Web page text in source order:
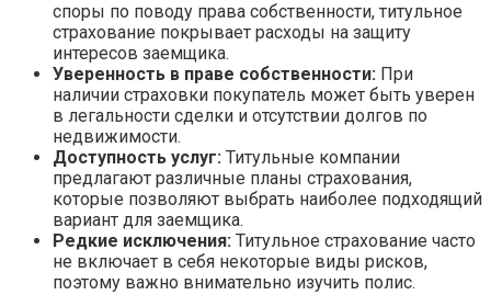
споры по поводу права собственности, титульное
страхование покрывает расходы на защиту
интересов заемщика.
Уверенность в праве собственности: При
наличии страховки покупатель может быть уверен
в легальности сделки и отсутствии долгов по
недвижимости.
Доступность услуг: Титульные компании
предлагают различные планы страхования,
которые позволяют выбрать наиболее подходящий
вариант для заемщика.
Редкие исключения: Титульное страхование часто
не включает в себя некоторые виды рисков,
поэтому важно внимательно изучить полис.